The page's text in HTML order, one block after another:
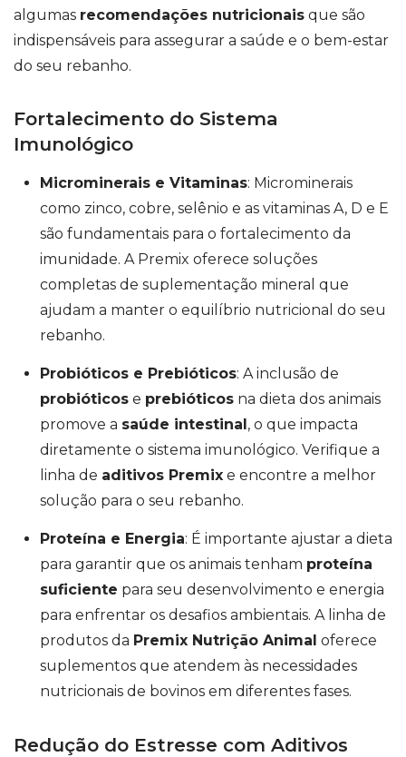
algumas recomendações nutricionais que são
indispensáveis para assegurar a saúde e o bem-estar
do seu rebanho.
Fortalecimento do Sistema
Imunológico
Microminerais e Vitaminas: Microminerais
como zinco, cobre, selênio e as vitaminas A, D e E
são fundamentais para o fortalecimento da
imunidade. A Premix oferece soluções
completas de suplementação mineral que
ajudam a manter o equilíbrio nutricional do seu
rebanho.
Probióticos e Prebióticos: A inclusão de
probióticose prebióticosna dieta dos animais
promove a saúde intestinal , o que impacta
diretamente o sistema imunológico. Verifique a
linha de aditivos Premixe encontre a melhor
solução para o seu rebanho.
Proteína e Energia: É importante ajustar a dieta
para garantir que os animais tenham proteína
suficiente para seu desenvolvimento e energia
para enfrentar os desafios ambientais. A linha de
produtos da Premix Nutrição Animal oferece
suplementos que atendem às necessidades
nutricionais de bovinos em diferentes fases.
Redução do Estresse com Aditivos